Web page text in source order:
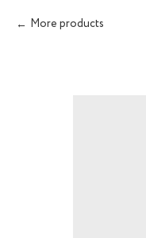
More products